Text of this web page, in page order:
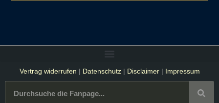
Vertrag widerrufen | Datenschutz| Disclaimer| Impressum